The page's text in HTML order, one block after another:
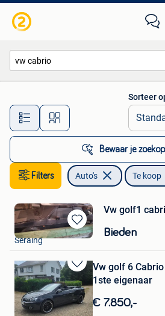
Alle afstanden…
Sorteer
Bewaar je
Filters Auto's Te koop
Bewaren
in
Favorieten
Vw golf1
Bieden
John
Seraing
Bewaren
in
Mijn
Favorieten
Vw golf 6 Cabrio
1ste eigenaar
€ 7.850,-